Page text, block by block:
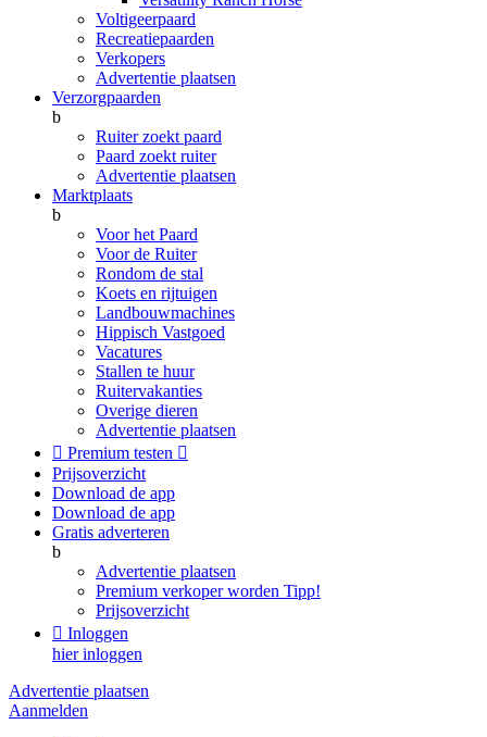
Voltigeerpaard
Recreatiepaarden
Verkopers
Advertentie plaatsen
Verzorgpaarden
b
Ruiter zoekt paard
Paard zoekt ruiter
Advertentie plaatsen
Marktplaats
b
Voor het Paard
Voor de Ruiter
Rondom de stal
Koets en rijtuigen
Landbouwmachines
Hippisch Vastgoed
Vacatures
Stallen te huur
Ruitervakanties
Overige dieren
Advertentie plaatsen
 Premium testen 
Prijsoverzicht
Download de app
Download de app
Gratis adverteren
b
Advertentie plaatsen
Premium verkoper worden Tipp!
Prijsoverzicht
 Inloggen
hier inloggen
Advertentie plaatsen
Aanmelden